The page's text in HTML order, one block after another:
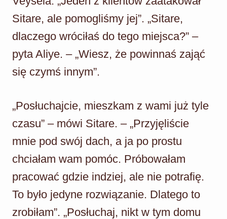
Sitare, ale pomogliśmy jej”. „Sitare,
dlaczego wróciłaś do tego miejsca?” –
pyta Aliye. – „Wiesz, że powinnaś zająć
się czymś innym”.
„Posłuchajcie, mieszkam z wami już tyle
czasu” – mówi Sitare. – „Przyjęliście
mnie pod swój dach, a ja po prostu
chciałam wam pomóc. Próbowałam
pracować gdzie indziej, ale nie potrafię.
To było jedyne rozwiązanie. Dlatego to
zrobiłam”. „Posłuchaj, nikt w tym domu